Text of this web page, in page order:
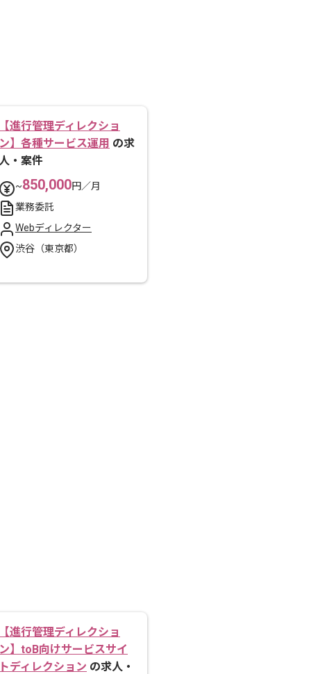
【進行管理ディレクショ
ン】各種サービス運用 の求
・案件
~850,000円／月
業務委託
Webディレクター
渋谷（東京都）
【進行管理ディレクショ
ン】toB向けサービスサイ
トディレクション の求人・